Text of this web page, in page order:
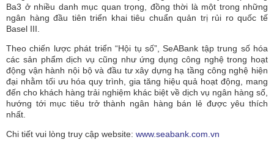
Ba3 ở nhiều danh mục quan trọng, đồng thời là một trong những
ngân hàng đầu tiên triển khai tiêu chuẩn quản trị rủi ro quốc tế
Basel III.
Theo chiến lược phát triển “Hội tụ số”, SeABank tập trung số hóa
các sản phẩm dịch vụ cũng như ứng dụng công nghệ trong hoạt
động vận hành nội bộ và đầu tư xây dựng hạ tầng công nghệ hiện
đại nhằm tối ưu hóa quy trình, gia tăng hiệu quả hoạt động, mang
đến cho khách hàng trải nghiệm khác biệt về dịch vụ ngân hàng số,
hướng tới mục tiêu trở thành ngân hàng bán lẻ được yêu thích
nhất.
Chi tiết vui lòng truy cập website: www.seabank.com.vn